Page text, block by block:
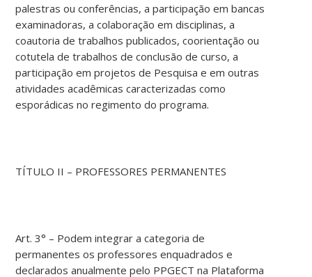
palestras ou conferências, a participação em bancas
examinadoras, a colaboração em disciplinas, a
coautoria de trabalhos publicados, coorientação ou
cotutela de trabalhos de conclusão de curso, a
participação em projetos de Pesquisa e em outras
atividades acadêmicas caracterizadas como
esporádicas no regimento do programa.
TÍTULO II – PROFESSORES PERMANENTES
Art. 3° – Podem integrar a categoria de
permanentes os professores enquadrados e
declarados anualmente pelo PPGECT na Plataforma